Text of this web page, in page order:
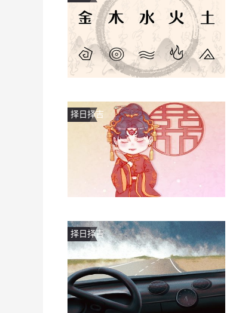
择日择吉
择日择吉